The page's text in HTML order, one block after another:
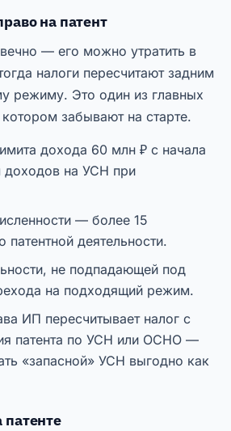
на патент
— его можно утратить в
налоги пересчитают задним
режиму. Это один из главных
забывают на старте.
дохода 60 млн ₽ с начала
доходов на УСН при
— более 15
патентной деятельности.
не подпадающей под
на подходящий режим.
ИП пересчитывает налог с
патента по УСН или ОСНО —
«запасной» УСН выгодно как
патенте